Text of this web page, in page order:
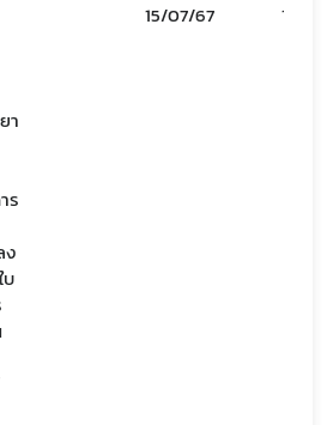
า
ร
ง
บ
15/07/67 16/